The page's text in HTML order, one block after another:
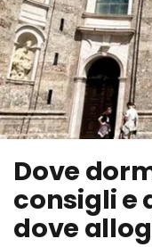
Dove
consigli e
dove